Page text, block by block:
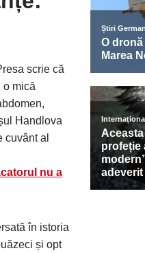
scrie că
o mică
Handlova
cuvânt al
nu a
în istoria
și opt